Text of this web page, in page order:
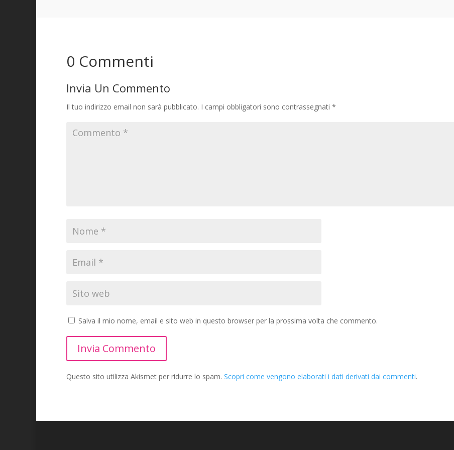
0 Commenti
Invia Un Commento
Il tuo indirizzo email non sarà pubblicato. I campi obbligatori sono contrassegnati *
Salva il mio nome, email e sito web in questo browser per la prossima volta che commento.
Invia Commento
Questo sito utilizza Akismet per ridurre lo spam. Scopri come vengono elaborati i dati derivati dai commenti.